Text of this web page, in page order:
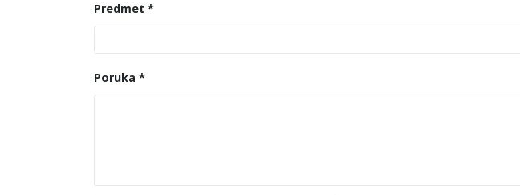
Predmet *
Poruka *